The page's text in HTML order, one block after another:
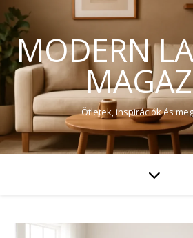
MODERN
Ötletek, inspirációk és